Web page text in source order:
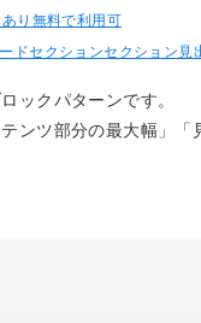
り 無料で利用可
ドセクションセクション見
ックパターンです。
ンツ部分の最大幅」